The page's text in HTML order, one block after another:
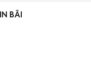
ZIN BÃI